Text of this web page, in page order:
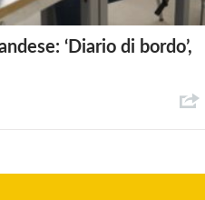
‘Diario di bordo’,